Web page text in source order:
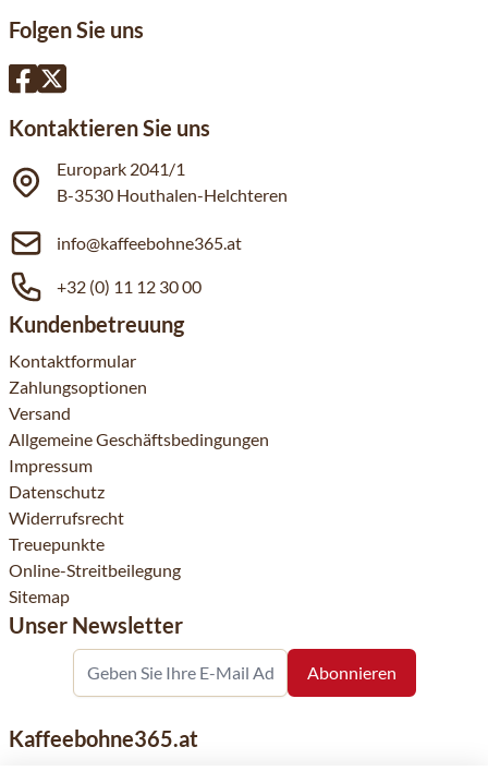
Folgen Sie uns
Kontaktieren Sie uns
Europark 2041/1
B-3530 Houthalen-Helchteren
info@kaffeebohne365.at
+32 (0) 11 12 30 00
Kundenbetreuung
Kontaktformular
Zahlungsoptionen
Versand
Allgemeine Geschäftsbedingungen
Impressum
Datenschutz
Widerrufsrecht
Treuepunkte
Online-Streitbeilegung
Sitemap
Unser Newsletter
Kaffeebohne365.at